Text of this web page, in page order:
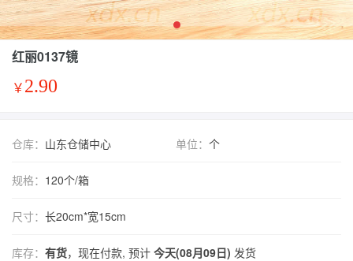
红丽0137镜
￥ 2.90
仓库： 山东仓储中心 单位： 个
规格： 120个/箱
尺寸： 长20cm*宽15cm
库存： 有货，现在付款, 预计 今天(08月09日) 发货